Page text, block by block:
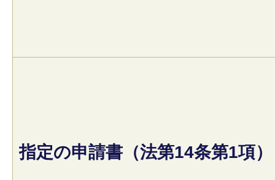
指定の申請書（法第14条第1項）